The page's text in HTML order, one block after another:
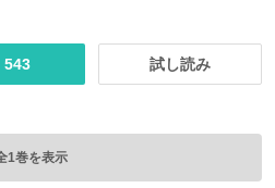
543 試し読み
1巻を表示